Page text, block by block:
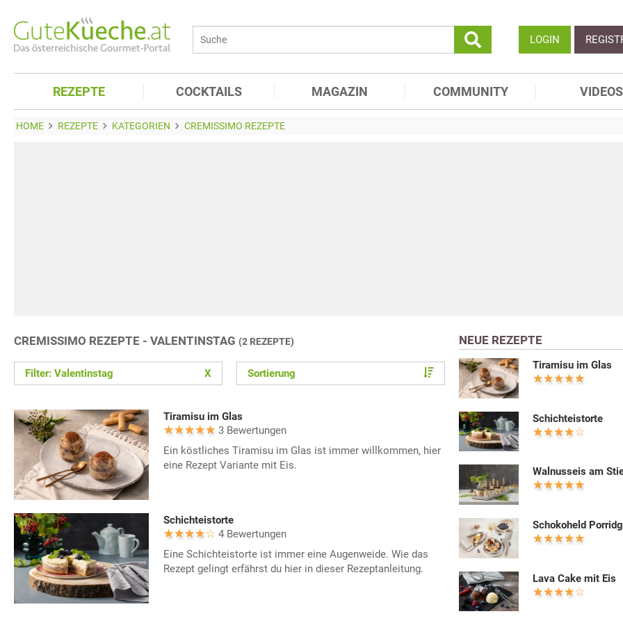
LOGIN
REZEPTE COCKTAILS MAGAZIN COMMUNITY VIDEOS
HOME REZEPTE KATEGORIEN CREMISSIMO REZEPTE
CREMISSIMO REZEPTE - VALENTINSTAG (2 REZEPTE)
Filter: Valentinstag X Sortierung
Tiramisu im Glas
3 Bewertungen
Ein köstliches Tiramisu im Glas ist immer willkommen, hier
eine Rezept Variante mit Eis.
Schichteistorte
4 Bewertungen
Eine Schichteistorte ist immer eine Augenweide. Wie das
Rezept gelingt erfährst du hier in dieser Rezeptanleitung.
NEUE REZEPTE
Tiramisu im Glas
Schichteistorte
Walnusseis am
Schokoheld
Lava Cake mit Eis